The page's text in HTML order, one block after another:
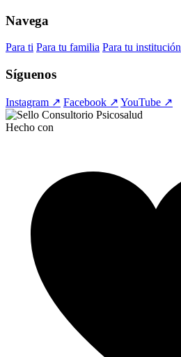
Navega
Para ti Para tu familia Para tu institución
Síguenos
Instagram ↗ Facebook ↗ YouTube ↗
Hecho con